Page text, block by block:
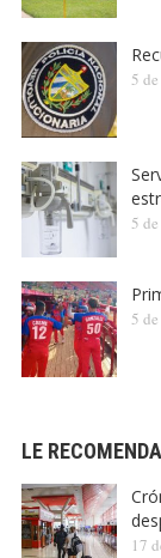
5
5
5
LE
17